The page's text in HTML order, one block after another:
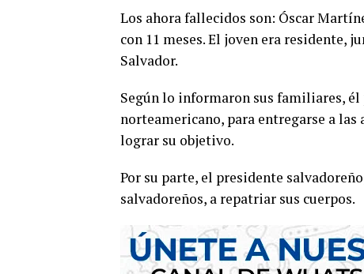
Los ahora fallecidos son: Óscar
con 11 meses. El joven era residente,
Salvador.
Según lo informaron sus familiares,
norteamericano, para entregarse a
lograr su objetivo.
Por su parte, el presidente
salvadoreños, a repatriar sus cuerpos.